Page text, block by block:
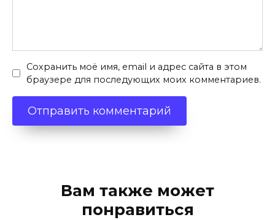
Сохранить моё имя, email и адрес сайта в этом
браузере для последующих моих комментариев.
Вам также может
понравиться